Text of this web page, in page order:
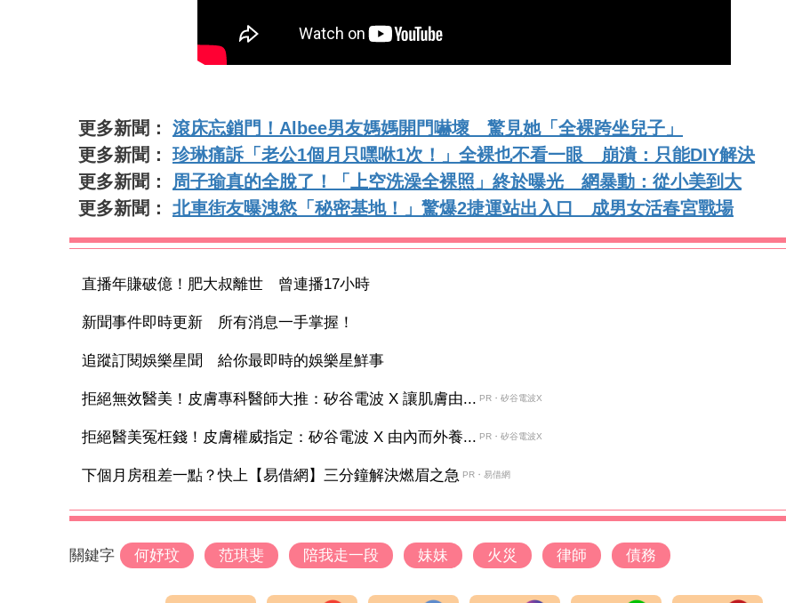
更多新聞： 滾床忘鎖門！Albee男友媽媽開門嚇壞 驚見她「全裸跨坐兒子」
更多新聞： 珍琳痛訴「老公1個月只嘿咻1次！」全裸也不看一眼 崩潰：只能DIY解決
更多新聞： 周子瑜真的全脫了！「上空洗澡全裸照」終於曝光 網暴動：從小美到大
更多新聞： 北車街友曝洩慾「秘密基地！」驚爆2捷運站出入口 成男女活春宮戰場
直播年賺破億！肥大叔離世 曾連播17小時
新聞事件即時更新 所有消息一手掌握！
追蹤訂閱娛樂星聞 給你最即時的娛樂星鮮事
拒絕無效醫美！皮膚專科醫師大推：矽谷電波 X 讓肌膚由... PR・矽谷電波X
拒絕醫美冤枉錢！皮膚權威指定：矽谷電波 X 由內而外養... PR・矽谷電波X
下個月房租差一點？快上【易借網】三分鐘解決燃眉之急 PR・易借網
關鍵字 何妤玟 范琪斐 陪我走一段 妹妹 火災 律師 債務